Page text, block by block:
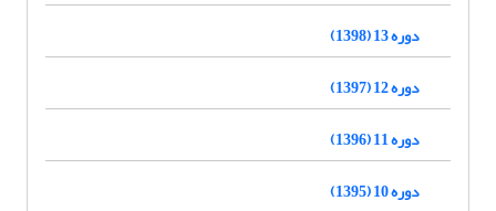
دوره 13 (1398)
دوره 12 (1397)
دوره 11 (1396)
دوره 10 (1395)